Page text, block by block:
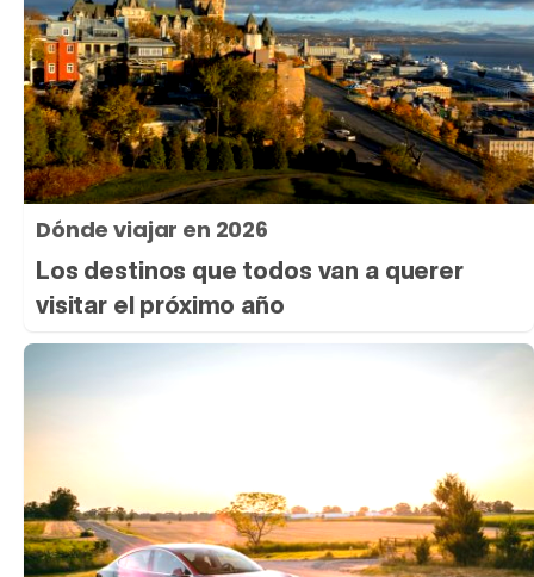
Dónde viajar en 2026
Los destinos que todos van a querer
visitar el próximo año